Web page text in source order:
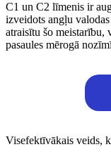
C1 un C2 līmenis ir
izveidots angļu
atraisītu šo meistarību,
pasaules mērogā
Visefektīvākais veids,